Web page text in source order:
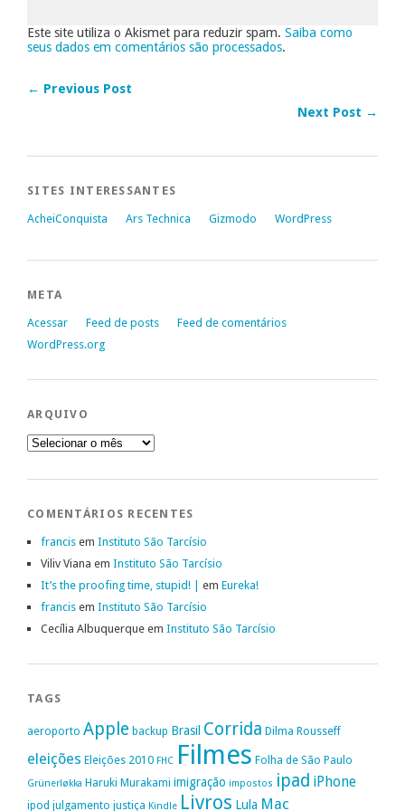
Este site utiliza o Akismet para reduzir spam. Saiba como
seus dados em comentários são processados.
← Previous Post
Next Post →
SITES INTERESSANTES
AcheiConquista Ars Technica Gizmodo WordPress
META
Acessar Feed de posts
Feed de comentários
WordPress.org
ARQUIVO
Arquivo
COMENTÁRIOS RECENTES
francis em Instituto São Tarcísio
Viliv Viana em Instituto São Tarcísio
It’s the proofing time, stupid! | em Eureka!
francis em Instituto São Tarcísio
Cecília Albuquerque em Instituto São Tarcísio
TAGS
aeroporto Apple backup Brasil Corrida Dilma Rousseff
eleições Eleições 2010 FHC Filmes Folha de São Paulo
Grünerløkka Haruki Murakami imigração impostos ipad iPhone
ipod julgamento justiça Kindle Livros Lula Mac